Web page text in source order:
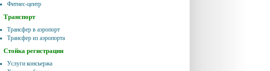
Фитнес-центр
Транспорт
Трансфер в аэропорт
Трансфер из аэропорта
Стойка регистрации
Услуги консьержа